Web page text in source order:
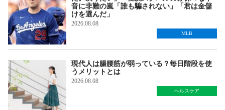
音に非難の嵐「誰も騙されない」「君は金儲
けを選んだ」
2026.08.08
MLB
現代人は腸腰筋が弱っている？毎日階段を使
うメリットとは
2026.08.08
ヘルスケア